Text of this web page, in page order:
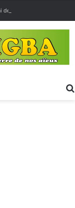
« Évalas »